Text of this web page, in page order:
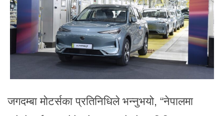
जगदम्बा मोटर्सका प्रतिनिधिले भन्नुभयो, “नेपालमा